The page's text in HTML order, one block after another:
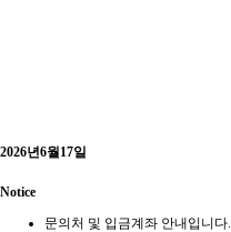
2026년6월17일
Notice
문의처 및 입금계좌 안내입니다.